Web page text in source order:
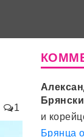
1
и
Брянца